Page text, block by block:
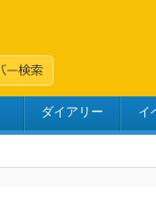
ダイアリー イ